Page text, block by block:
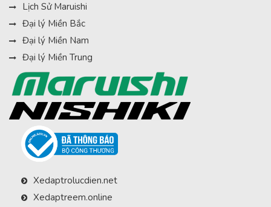
Lịch Sử Maruishi
Đại lý Miền Bắc
Đại lý Miền Nam
Đại lý Miền Trung
Xedaptrolucdien.net
Xedaptreem.online